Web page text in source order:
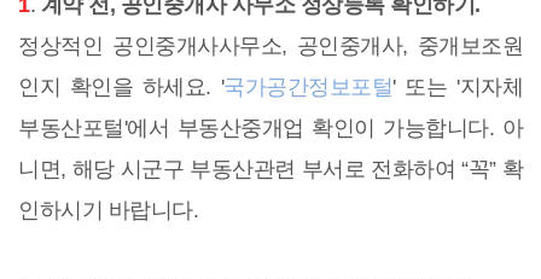
1. 계약 전, 공인중개사 사무소 정상등록 확인하기.
정상적인 공인중개사사무소, 공인중개사, 중개보조원
인지 확인을 하세요. '국가공간정보포털' 또는 '지자체
부동산포털'에서 부동산중개업 확인이 가능합니다. 아
니면, 해당 시군구 부동산관련 부서로 전화하여 “꼭” 확
인하시기 바랍니다.